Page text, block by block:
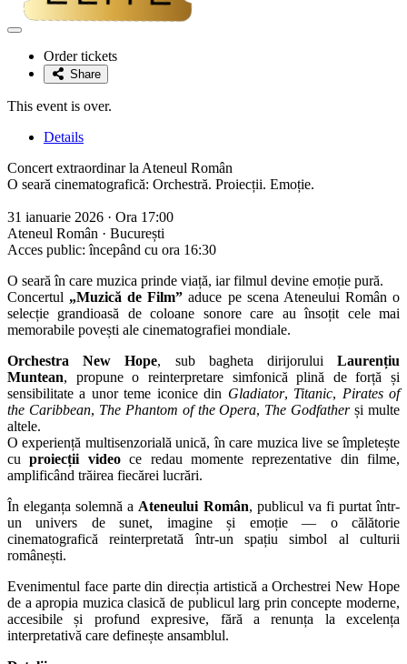
Adaugă
favoriteOrder tickets
Share
This event is over.
Details
Concert extraordinar la Ateneul Român
O seară cinematografică: Orchestră. Proiecții. Emoție.
31 ianuarie 2026 · Ora 17:00
Ateneul Român · București
Acces public: începând cu ora 16:30
O seară în care muzica prinde viață, iar filmul devine emoție pură.
Concertul „Muzică de Film” aduce pe scena Ateneului Român o
selecție grandioasă de coloane sonore care au însoțit cele mai
memorabile povești ale cinematografiei mondiale.
Orchestra New Hope, sub bagheta dirijoruluiLaurențiu
Muntean, propune o reinterpretare simfonică plină de forță și
sensibilitate a unor teme iconice din Gladiator, Titanic, Pirates of
the Caribbean, The Phantom of the Opera, The Godfatherși multe
altele.
O experiență multisenzorială unică, în care muzica live se împletește
cuproiecții videoce redau momente reprezentative din filme,
amplificând trăirea fiecărei lucrări.
În eleganța solemnă a Ateneului Român, publicul va fi purtat într-
un univers de sunet, imagine și emoție — o călătorie
cinematografică reinterpretată într-un spațiu simbol al culturii
românești.
Evenimentul face parte din direcția artistică a Orchestrei New Hope
de a apropia muzica clasică de publicul larg prin concepte moderne,
accesibile și profund expresive, fără a renunța la excelența
interpretativă care definește ansamblul.